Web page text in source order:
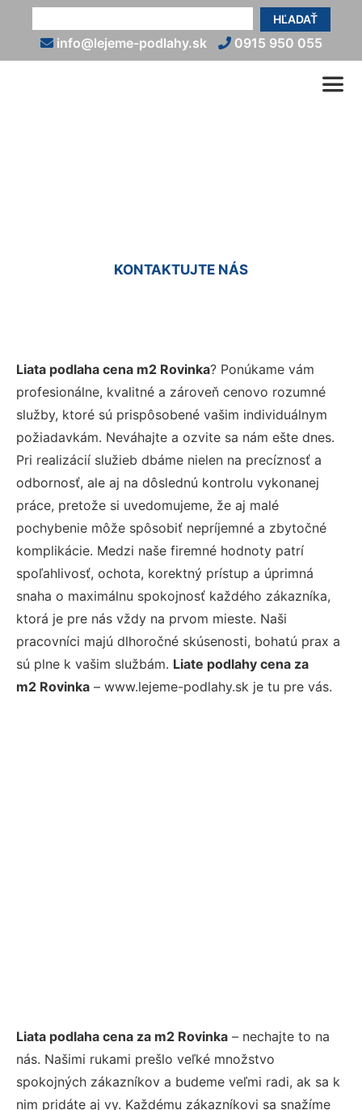
HĽADAŤ
info@lejeme-podlahy.sk 0915 950 055
KONTAKTUJTE NÁS
Liata podlaha cena m2 Rovinka? Ponúkame vám
profesionálne, kvalitné a zároveň cenovo rozumné
služby, ktoré sú prispôsobené vašim individuálnym
požiadavkám. Neváhajte a ozvite sa nám ešte dnes.
Pri realizácií služieb dbáme nielen na precíznosť a
odbornosť, ale aj na dôslednú kontrolu vykonanej
práce, pretože si uvedomujeme, že aj malé
pochybenie môže spôsobiť nepríjemné a zbytočné
komplikácie. Medzi naše firemné hodnoty patrí
spoľahlivosť, ochota, korektný prístup a úprimná
snaha o maximálnu spokojnosť každého zákazníka,
ktorá je pre nás vždy na prvom mieste. Naši
pracovníci majú dlhoročné skúsenosti, bohatú prax a
sú plne k vašim službám. Liate podlahy cena za
m2 Rovinka – www.lejeme-podlahy.sk je tu pre vás.
Liata podlaha cena za m2 Rovinka – nechajte to na
nás. Našimi rukami prešlo veľké množstvo
spokojných zákazníkov a budeme veľmi radi, ak sa k
nim pridáte aj vy. Každému zákazníkovi sa snažíme